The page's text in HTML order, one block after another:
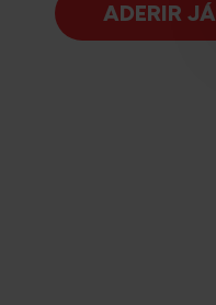
ADERIR JÁ